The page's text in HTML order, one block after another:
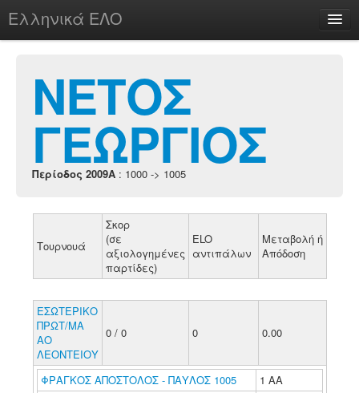
Ελληνικά ΕΛΟ
chesstu.be @ discord
Login
ΝΕΤΟΣ
ΓΕΩΡΓΙΟΣ
Περίοδος 2009A : 1000 -> 1005
Τουρνουά
Σκορ
(σε
αξιολογημένες
παρτίδες)
ELO
αντιπάλων
Μεταβολή ή
Απόδοση
ΕΣΩΤΕΡΙΚΟ
ΠΡΩΤ/ΜΑ
ΑΟ
ΛΕΟΝΤΕΙΟΥ
0 / 0 0 0.00
ΦΡΑΓΚΟΣ ΑΠΟΣΤΟΛΟΣ - ΠΑΥΛΟΣ 1005
1 ΑΑ